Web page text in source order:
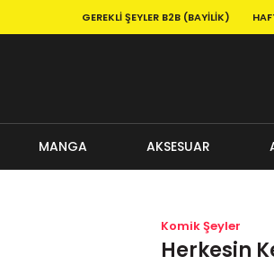
GEREKLI ŞEYLER B2B (BAYILIK)
MANGA AKSESUAR
Komik Şeyler
Herkesin